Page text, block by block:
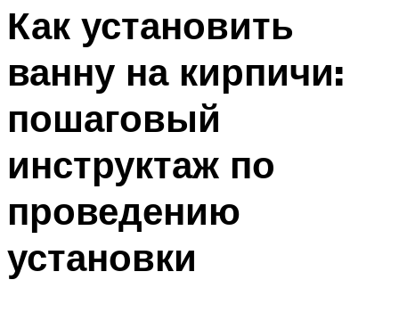
Как установить
ванну на кирпичи:
пошаговый
инструктаж по
проведению
установки